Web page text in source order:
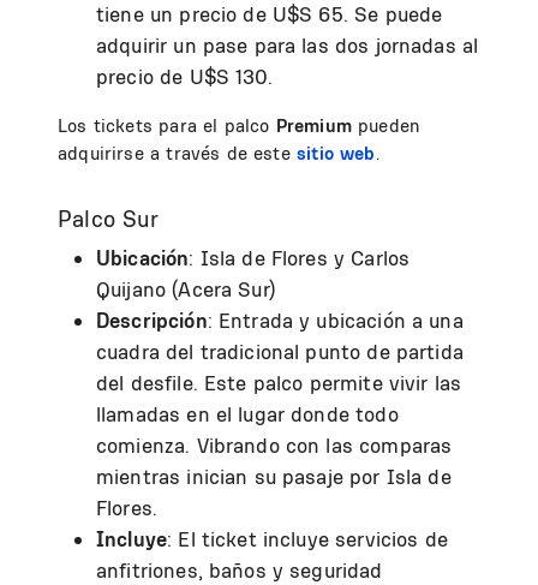
tiene un precio de U$S 65. Se puede
adquirir un pase para las dos jornadas al
precio de U$S 130.
Los tickets para el palco Premiumpueden
adquirirse a través de estesitio web.
Palco Sur
Ubicación: Isla de Flores y Carlos
Quijano (Acera Sur)
Descripción: Entrada y ubicación a una
cuadra del tradicional punto de partida
del desfile. Este palco permite vivir las
llamadas en el lugar donde todo
comienza. Vibrando con las comparas
mientras inician su pasaje por Isla de
Flores.
Incluye: El ticket incluye servicios de
anfitriones, baños y seguridad